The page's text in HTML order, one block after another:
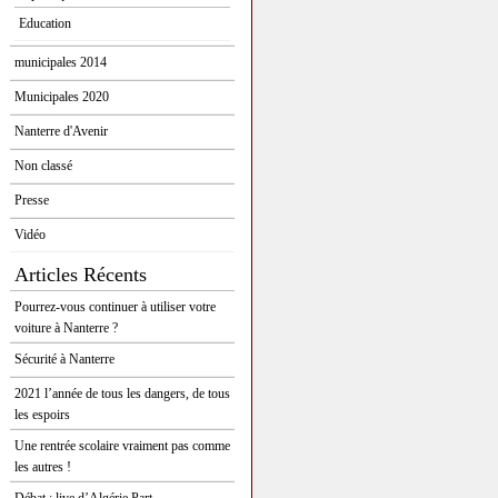
Education
municipales 2014
Municipales 2020
Nanterre d'Avenir
Non classé
Presse
Vidéo
Articles Récents
Pourrez-vous continuer à utiliser votre
voiture à Nanterre ?
Sécurité à Nanterre
2021 l’année de tous les dangers, de tous
les espoirs
Une rentrée scolaire vraiment pas comme
les autres !